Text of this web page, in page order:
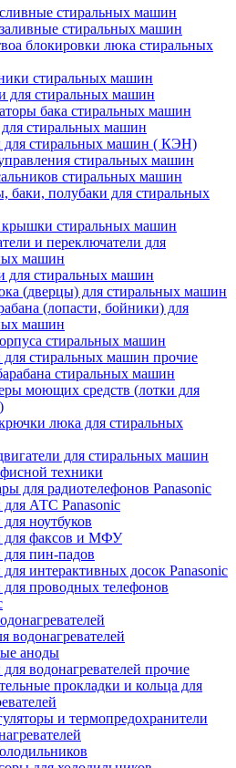
стиральных машин
стиральных машин
блокировки люка стиральных
стиральных машин
для стиральных машин
бака стиральных машин
стиральных машин
для стиральных машин ( КЭН)
стиральных машин
стиральных машин
баки, полубаки для стиральных
стиральных машин
и переключатели для
машин
для стиральных машин
(дверцы) для стиральных машин
(лопасти, бойники) для
машин
стиральных машин
для стиральных машин прочие
стиральных машин
моющих средств (лотки для
люка для стиральных
для стиральных машин
техники
для радиотелефонов Panasonic
для АТС Panasonic
для ноутбуков
для факсов и МФУ
для пин-падов
для интерактивных досок Panasonic
для проводных телефонов
водонагревателей
аноды
для водонагревателей прочие
прокладки и кольца для
и термопредохранители